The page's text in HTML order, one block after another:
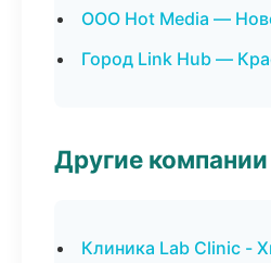
ООО Hot Media —
Город Link Hub —
Другие компании
Клиника Lab Clinic -